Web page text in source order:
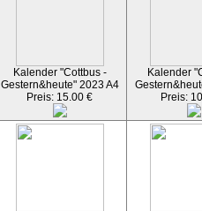
Kalender "Cottbus -
Gestern&heute" 2023 A4
Preis: 15.00 €
Kalender
Preis: